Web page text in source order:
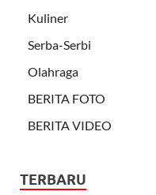
Kuliner
Serba-Serbi
Olahraga
BERITA FOTO
BERITA VIDEO
TERBARU